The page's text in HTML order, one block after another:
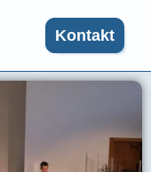
Kontakt